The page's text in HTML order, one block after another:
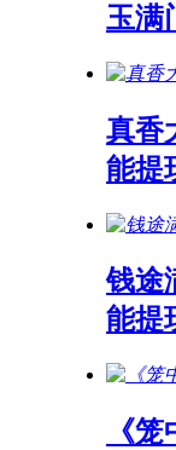
玉满
真香
能提
钱途
能提
《